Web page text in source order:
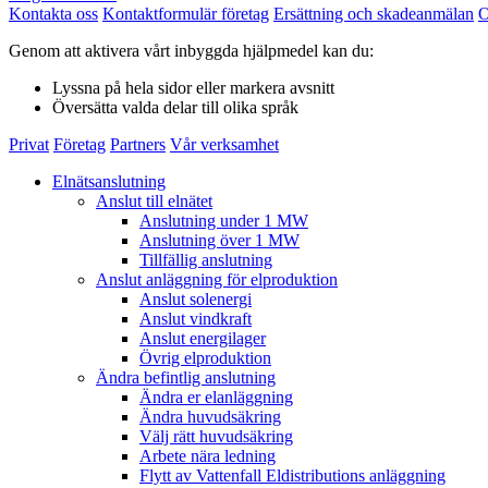
Kontakta oss Kontaktformulär företag Ersättning och skadeanmälan
Genom att aktivera vårt inbyggda hjälpmedel kan du:
Lyssna på hela sidor eller markera avsnitt
Översätta valda delar till olika språk
Privat Företag Partners Vår verksamhet
Elnätsanslutning
Anslut till elnätet
Anslutning under 1 MW
Anslutning över 1 MW
Tillfällig anslutning
Anslut anläggning för elproduktion
Anslut solenergi
Anslut vindkraft
Anslut energilager
Övrig elproduktion
Ändra befintlig anslutning
Ändra er elanläggning
Ändra huvudsäkring
Välj rätt huvudsäkring
Arbete nära ledning
Flytt av Vattenfall Eldistributions anläggning